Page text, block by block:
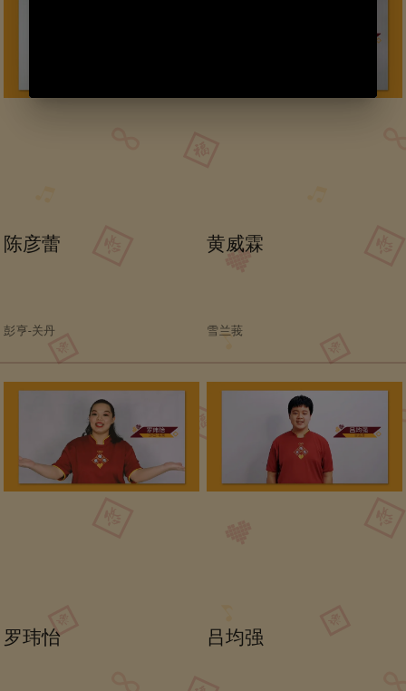
陈彦蕾
彭亨-关丹
黄威霖
雪兰莪
罗玮怡 吕均强